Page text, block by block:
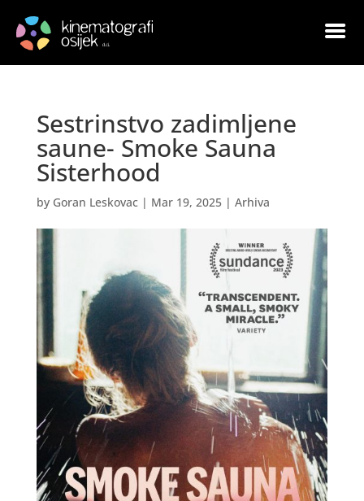
Sestrinstvo zadimljene
saune- Smoke Sauna
Sisterhood
by Goran Leskovac| Mar 19, 2025| Arhiva